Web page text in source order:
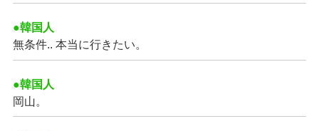
●韓国人
無条件.. 本当に行きたい。
●韓国人
岡山。